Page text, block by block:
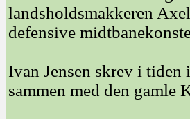
landsholdsmakkeren
defensive
Ivan Jensen skrev i
sammen med den gamle